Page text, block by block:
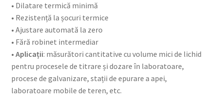
• Dilatare termică minimă
• Rezistență la șocuri termice
• Ajustare automată la zero
• Fără robinet intermediar
• Aplicații: măsurători cantitative cu volume mici de lichid
pentru procesele de titrare și dozare în laboratoare,
procese de galvanizare, stații de epurare a apei,
laboratoare mobile de teren, etc.